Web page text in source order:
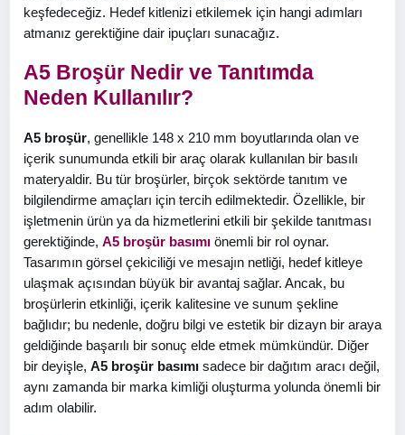
keşfedeceğiz. Hedef kitlenizi etkilemek için hangi adımları
atmanız gerektiğine dair ipuçları sunacağız.
A5 Broşür Nedir ve Tanıtımda
Neden Kullanılır?
A5 broşür, genellikle 148 x 210 mm boyutlarında olan ve
içerik sunumunda etkili bir araç olarak kullanılan bir basılı
materyaldir. Bu tür broşürler, birçok sektörde tanıtım ve
bilgilendirme amaçları için tercih edilmektedir. Özellikle, bir
işletmenin ürün ya da hizmetlerini etkili bir şekilde tanıtması
gerektiğinde, A5 broşür basımı önemli bir rol oynar.
Tasarımın görsel çekiciliği ve mesajın netliği, hedef kitleye
ulaşmak açısından büyük bir avantaj sağlar. Ancak, bu
broşürlerin etkinliği, içerik kalitesine ve sunum şekline
bağlıdır; bu nedenle, doğru bilgi ve estetik bir dizayn bir araya
geldiğinde başarılı bir sonuç elde etmek mümkündür. Diğer
bir deyişle, A5 broşür basımı sadece bir dağıtım aracı değil,
aynı zamanda bir marka kimliği oluşturma yolunda önemli bir
adım olabilir.